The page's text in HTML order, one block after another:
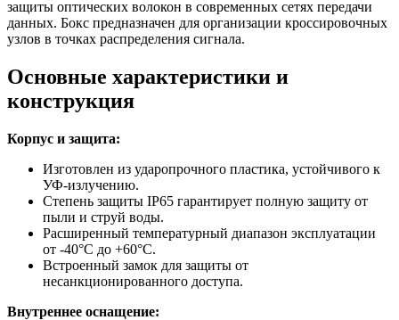
защиты оптических волокон в современных сетях передачи
данных. Бокс предназначен для организации кроссировочных
узлов в точках распределения сигнала.
Основные характеристики и
конструкция
Корпус и защита:
Изготовлен из ударопрочного пластика, устойчивого к
УФ-излучению.
Степень защиты IP65 гарантирует полную защиту от
пыли и струй воды.
Расширенный температурный диапазон эксплуатации
от -40°C до +60°C.
Встроенный замок для защиты от
несанкционированного доступа.
Внутреннее оснащение: